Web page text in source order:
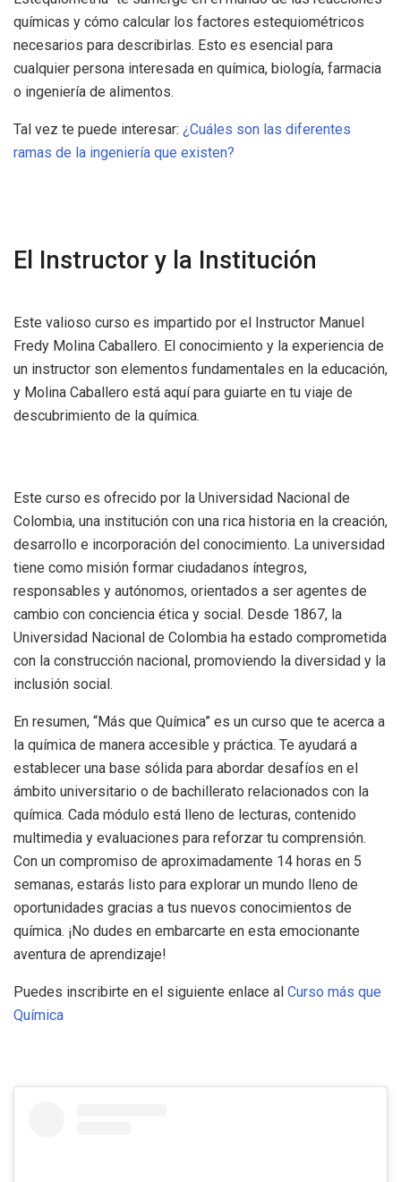
químicas y cómo calcular los factores estequiométricos
necesarios para describirlas. Esto es esencial para
cualquier persona interesada en química, biología, farmacia
o ingeniería de alimentos.
Tal vez te puede interesar: ¿Cuáles son las diferentes
ramas de la ingeniería que existen?
El Instructor y la Institución
Este valioso curso es impartido por el Instructor Manuel
Fredy Molina Caballero. El conocimiento y la experiencia de
un instructor son elementos fundamentales en la educación,
y Molina Caballero está aquí para guiarte en tu viaje de
descubrimiento de la química.
Este curso es ofrecido por la Universidad Nacional de
Colombia, una institución con una rica historia en la creación,
desarrollo e incorporación del conocimiento. La universidad
tiene como misión formar ciudadanos íntegros,
responsables y autónomos, orientados a ser agentes de
cambio con conciencia ética y social. Desde 1867, la
Universidad Nacional de Colombia ha estado comprometida
con la construcción nacional, promoviendo la diversidad y la
inclusión social.
En resumen, “Más que Química” es un curso que te acerca a
la química de manera accesible y práctica. Te ayudará a
establecer una base sólida para abordar desafíos en el
ámbito universitario o de bachillerato relacionados con la
química. Cada módulo está lleno de lecturas, contenido
multimedia y evaluaciones para reforzar tu comprensión.
Con un compromiso de aproximadamente 14 horas en 5
semanas, estarás listo para explorar un mundo lleno de
oportunidades gracias a tus nuevos conocimientos de
química. ¡No dudes en embarcarte en esta emocionante
aventura de aprendizaje!
Puedes inscribirte en el siguiente enlace al Curso más que
Química